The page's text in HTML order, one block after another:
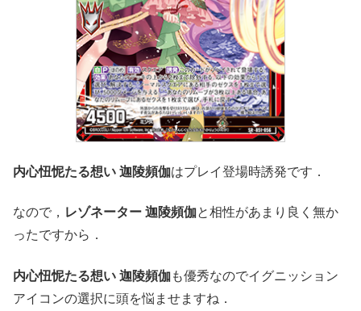
内心忸怩たる想い 迦陵頻伽はプレイ登場時誘発です．
なので， レゾネーター 迦陵頻伽と相性があまり良く無か
ったですから．
内心忸怩たる想い 迦陵頻伽も優秀なのでイグニッション
アイコンの選択に頭を悩ませますね．